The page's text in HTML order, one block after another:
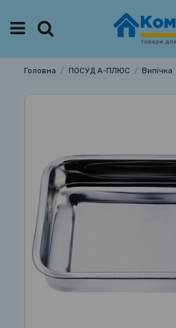
Головна ПОСУД А-ПЛЮС Випічка